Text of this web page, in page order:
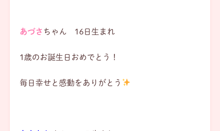
あづさ ちゃん 16日生まれ
1歳のお誕生日おめでとう！
毎日幸せと感動をありがとう